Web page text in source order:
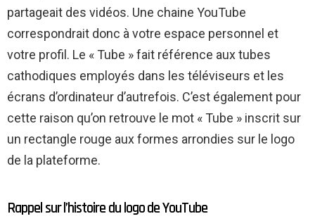
partageait des vidéos. Une chaine YouTube
correspondrait donc à votre espace personnel et
votre profil. Le « Tube » fait référence aux tubes
cathodiques employés dans les téléviseurs et les
écrans d’ordinateur d’autrefois. C’est également pour
cette raison qu’on retrouve le mot « Tube » inscrit sur
un rectangle rouge aux formes arrondies sur le logo
de la plateforme.
Rappel sur l’histoire du logo de YouTube